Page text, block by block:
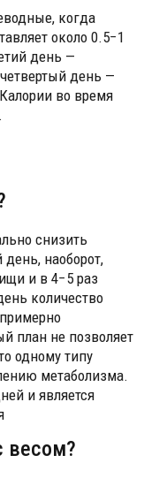
когда
около 0.5−1
день —
день —
во время
снизить
день, наоборот,
и в 4−5 раз
количество
план не позволяет
одному типу
метаболизма.
и является
весом?